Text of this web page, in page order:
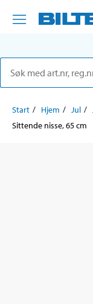
Start Hjem Jul
Sittende nisse, 65 cm